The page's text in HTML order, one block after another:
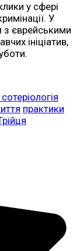
у сфері
У
з єврейськими
ініціатив,
практики